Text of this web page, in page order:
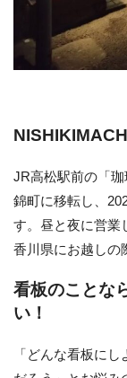
JR高松駅前の「
錦町に移転し、
す。昼と夜に営業
香川県にお越しの
看板のことな
い！
「どんな看板に